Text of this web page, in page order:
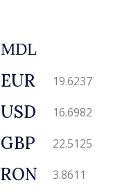
MDL
EUR 19.6237
USD 16.6982
GBP 22.5125
RON 3.8611